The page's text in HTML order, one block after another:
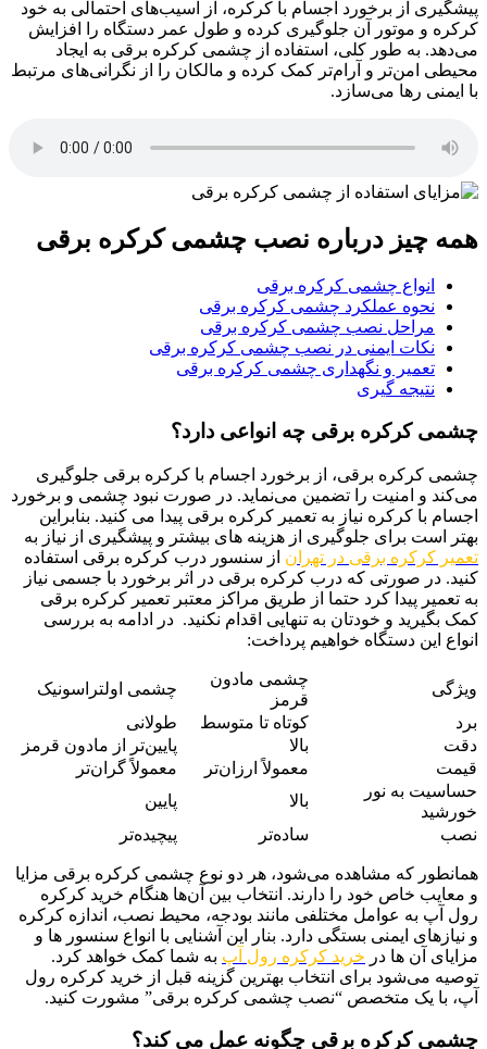
پیشگیری از برخورد اجسام با کرکره، از آسیب‌های احتمالی به خود
کرکره و موتور آن جلوگیری کرده و طول عمر دستگاه را افزایش
می‌دهد. به طور کلی، استفاده از چشمی کرکره برقی به ایجاد
محیطی امن‌تر و آرام‌تر کمک کرده و مالکان را از نگرانی‌های مرتبط
با ایمنی رها می‌سازد.
همه چیز درباره نصب چشمی کرکره برقی
انواع چشمی کرکره برقی
نحوه عملکرد چشمی کرکره برقی
مراحل نصب چشمی کرکره برقی
نکات ایمنی در نصب چشمی کرکره برقی
تعمیر و نگهداری چشمی کرکره برقی
نتیجه گیری
چشمی کرکره برقی چه انواعی دارد؟
چشمی کرکره برقی، از برخورد اجسام با کرکره برقی جلوگیری
می‌کند و امنیت را تضمین می‌نماید. در صورت نبود چشمی و برخورد
اجسام با کرکره نیاز به تعمیر کرکره برقی پیدا می کنید. بنابراین
بهتر است برای جلوگیری از هزینه های بیشتر و پیشگیری از نیاز به
تعمیر کرکره برقی در تهران از سنسور درب کرکره برقی استفاده
کنید. در صورتی که درب کرکره برقی در اثر برخورد با جسمی نیاز
به تعمیر پیدا کرد حتما از طریق مراکز معتبر تعمیر کرکره برقی
کمک بگیرید و خودتان به تنهایی اقدام نکنید. در ادامه به بررسی
انواع این دستگاه خواهیم پرداخت:
ویژگی
چشمی مادون
قرمز
چشمی اولتراسونیک
برد
کوتاه تا متوسط
طولانی
دقت
بالا
پایین‌تر از مادون قرمز
قیمت
معمولاً ارزان‌تر
معمولاً گران‌تر
حساسیت به نور
خورشید
بالا
پایین
نصب
ساده‌تر پیچیده‌تر
همانطور که مشاهده می‌شود، هر دو نوع چشمی کرکره برقی مزایا
و معایب خاص خود را دارند. انتخاب بین آن‌ها هنگام خرید کرکره
رول آپ به عوامل مختلفی مانند بودجه، محیط نصب، اندازه کرکره
و نیازهای ایمنی بستگی دارد. بنار این آشنایی با انواع سنسور ها و
مزایای آن ها در خرید کرکره رول آپ به شما کمک خواهد کرد.
توصیه می‌شود برای انتخاب بهترین گزینه قبل از خرید کرکره رول
آپ، با یک متخصص “نصب چشمی کرکره برقی” مشورت کنید.
چشمی کرکره برقی چگونه عمل می کند؟